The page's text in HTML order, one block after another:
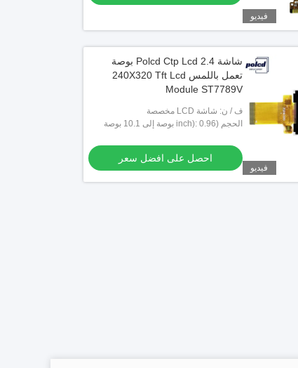
فيديو
فيديو
شاشة Polcd Ctp Lcd 2.4 بوصة
تعمل باللمس 240X320 Tft Lcd
Module ST7789V
ف / ن: شاشة LCD مخصصة
الحجم (inch): 0.96 بوصة إلى 10.1 بوصة
احصل على افضل سعر